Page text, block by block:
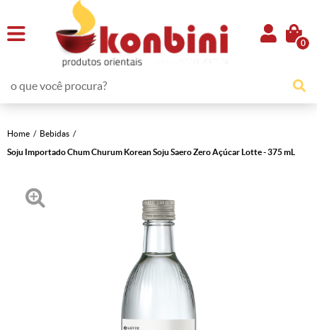
0
Home
Bebidas
Soju Importado Chum Churum Korean Soju Saero Zero Açúcar Lotte - 375 mL